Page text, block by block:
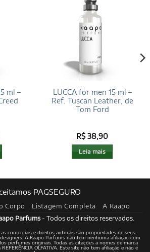
ml –
LUCCA for men 15 ml –
Ref. Tuscan Leather, de
Tom Ford
R$38,90
Leia mais
PAGSEGURO
Corpo Listagem Completa A Kaapo
Parfums- Todos os direitos reservados.
comerciais e direitos autorais são propriedades de seus
A Kaapo Parfums não tem nenhuma afiliação com
perfumes originais. Todas as citações a nomes de marca
OLFATIVA. Este site não tem afiliação e não é